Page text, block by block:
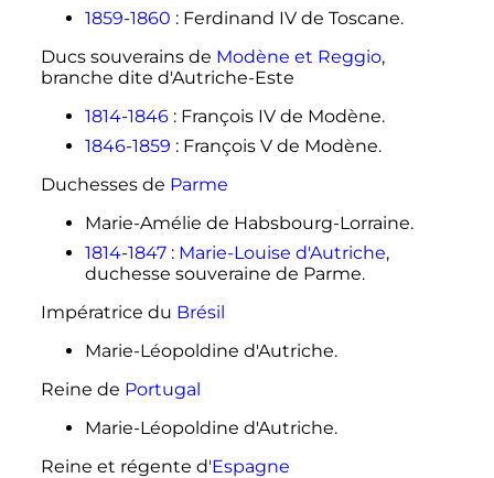
1859-1860 : Ferdinand IV de Toscane.
Ducs souverains de Modène et Reggio,
branche dite d'Autriche-Este
1814-1846 : François IV de Modène.
1846-1859 : François V de Modène.
Duchesses de Parme
Marie-Amélie de Habsbourg-Lorraine.
1814-1847 : Marie-Louise d'Autriche,
duchesse souveraine de Parme.
Impératrice du Brésil
Marie-Léopoldine d'Autriche.
Reine de Portugal
Marie-Léopoldine d'Autriche.
Reine et régente d'Espagne